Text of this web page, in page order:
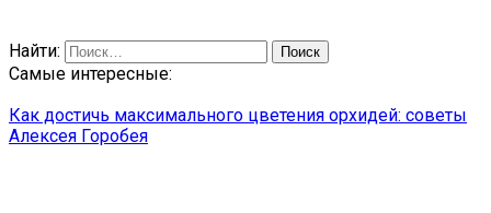
Найти:
Самые интересные:
Как достичь максимального цветения орхидей: советы
Алексея Горобея